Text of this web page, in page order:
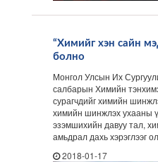
“Химийг хэн сайн
болно
Монгол Улсын Их
салбарын Химийн
сурагчдийг химийн
химийн шинжлэх ухааны
эзэмшихийн давуу тал,
амьдрал дахь хэрэглээг
2018-01-17